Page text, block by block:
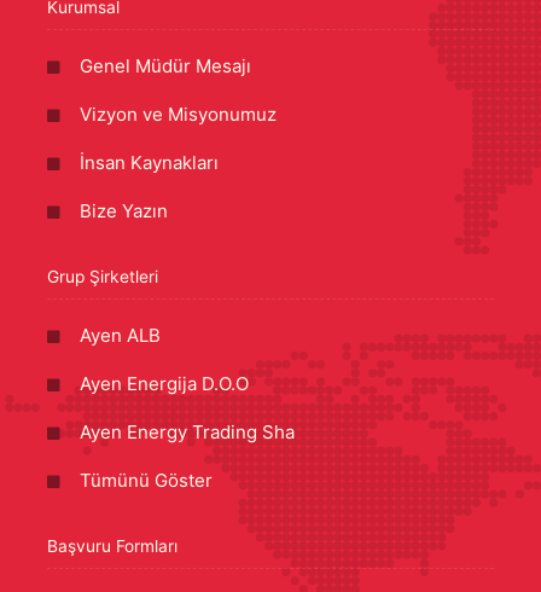
Kurumsal
Genel Müdür Mesajı
Vizyon ve Misyonumuz
İnsan Kaynakları
Bize Yazın
Grup Şirketleri
Ayen ALB
Ayen Energija D.O.O
Ayen Energy Trading Sha
Tümünü Göster
Başvuru Formları